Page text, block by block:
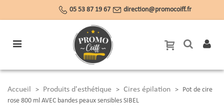
05 53 87 19 67 direction@promocoiff.fr
Accueil > Produits d'esthétique > Cires épilation > Pot de cire
rose 800 ml AVEC bandes peaux sensibles SIBEL